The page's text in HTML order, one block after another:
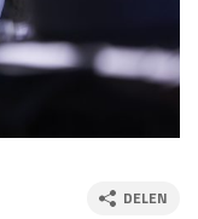
za 13:00 - 15:00
06 - 08 nov
DELEN